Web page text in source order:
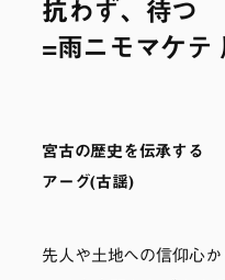
抗わず、待つ
=雨ニモマケテ
宮古の歴史を伝承する
アーグ(古謡)
先人や土地への信仰心